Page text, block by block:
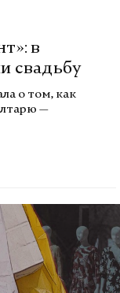
в
свадьбу
о том, как
—